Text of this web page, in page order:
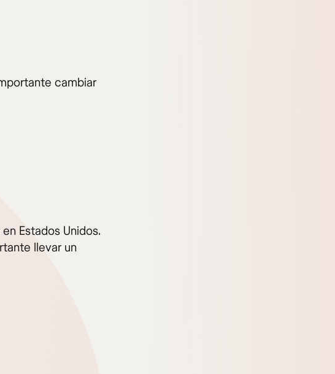
cambiar
Estados Unidos.
llevar un